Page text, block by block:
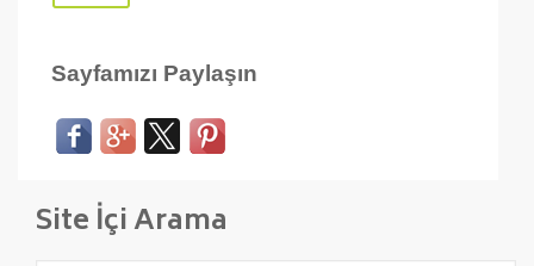
Sayfamızı Paylaşın
Site İçi Arama